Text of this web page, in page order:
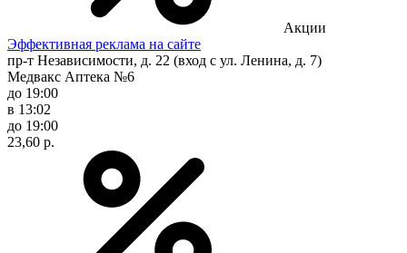
Акции
Эффективная реклама на сайте
пр-т Независимости, д. 22 (вход с ул. Ленина, д. 7)
Медвакс Аптека №6
до 19:00
в 13:02
до 19:00
23,60 р.